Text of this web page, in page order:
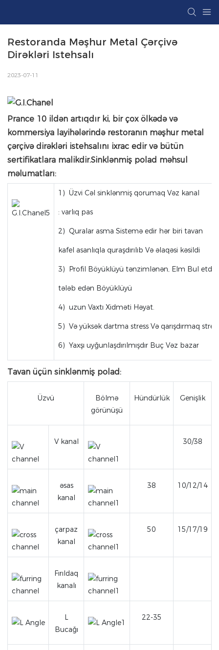
Restoranda Məşhur Metal Çərçivə
Dirəkləri Istehsalı
2023-07-11
Prance 10 ildən artıqdır ki, bir çox ölkədə və
kommersiya layihələrində restoranın məşhur metal
çərçivə dirəkləri istehsalını ixrac edir və bütün
sertifikatlara malikdir.Sinklənmiş polad məhsul
məlumatları:
1) Üzvi Cəl sinklənmiş qorumaq Vəz kanal
: varlıq pas
2) Quralar asma Sistemə edir hər biri tavan
kafel asanlıqla quraşdırılıb Və əlaqəsi kəsildi
3) Profil Böyüklüyü tənzimlənən, Elm Bul etdi
tələb edən Böyüklüyü
4) uzun Vaxtı Xidməti Həyat.
5) Və yüksək dartma stress Və qarışdırmaq
6) Yaxşı uyğunlaşdırılmışdır Buç Vəz bazar
Tavan üçün sinklənmiş polad:
Üzvü
Bölmə
görünüşü
Hündürlük Genişlik
V kanal 30/38
əsas
kanal
38 10/12/14
çarpaz
kanal
50 15/17/19
Fırıldaq
kanalı
L
Bucağı
22-35